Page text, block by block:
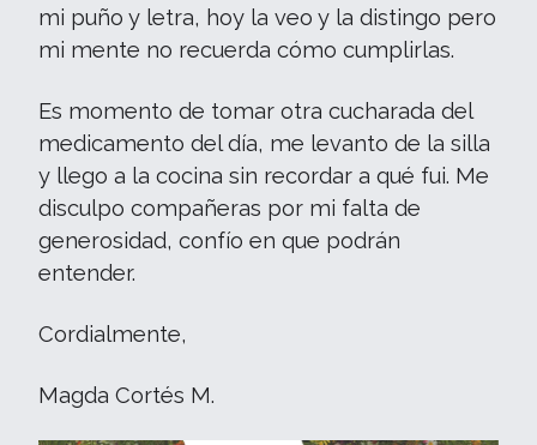
mi puño y letra, hoy la veo y la distingo pero
mi mente no recuerda cómo cumplirlas.
Es momento de tomar otra cucharada del
medicamento del día, me levanto de la silla
y llego a la cocina sin recordar a qué fui. Me
disculpo compañeras por mi falta de
generosidad, confío en que podrán
entender.
Cordialmente,
Magda Cortés M.